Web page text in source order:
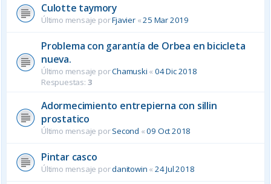
Culotte taymory
Último mensaje porFjavier«25 Mar 2019
Problema con garantía de Orbea en bicicleta
nueva.
Último mensaje porChamuski «04 Dic 2018
Respuestas: 3
Adormecimiento entrepierna con sillin
prostatico
Último mensaje porSecond «09 Oct 2018
Pintar casco
Último mensaje pordanitowin « 24 Jul 2018